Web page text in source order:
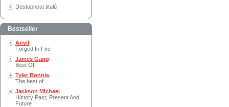
Dostupnost titulů
Bestseller
Anvil
Forged In Fire
James Gang
Best Of
Tyler Bonnie
The best of
Jackson Michael
History Past, Present And
Future